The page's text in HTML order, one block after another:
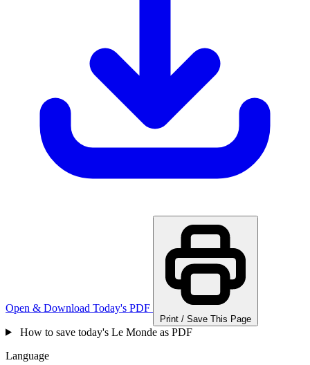
Open & Download Today's PDF
Print / Save This Page
How to save today's Le Monde as PDF
Language